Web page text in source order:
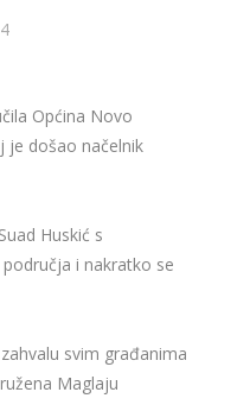
Općina Novo
je došao načelnik
Huskić s
i nakratko se
svim građanima
Maglaju